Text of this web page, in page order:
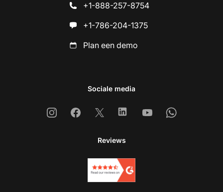
+1-888-257-8754
+1-786-204-1375
Plan een demo
Sociale media
InstagramFacebook
X LinkedinYoutubeWhatsapp
Reviews